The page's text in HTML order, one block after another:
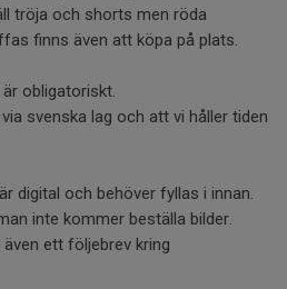
tröja och shorts men röda
finns även att köpa på plats.
obligatoriskt.
svenska lag och att vi håller tiden
digital och behöver fyllas i innan.
inte kommer beställa bilder.
ett följebrev kring